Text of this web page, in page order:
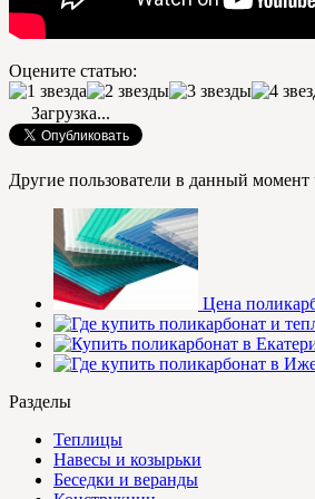
Оцените статью:
Загрузка...
Другие пользователи в данный момент
Цена
Разделы
Теплицы
Навесы и козырьки
Беседки и веранды